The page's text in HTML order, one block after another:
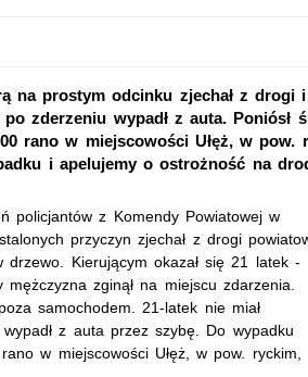
na prostym odcinku zjechał z drogi
zderzeniu wypadł z auta. Poniósł
rano w miejscowości Ułęż, w pow.
i apelujemy o ostrożność na
policjantów z Komendy Powiatowej w
przyczyn zjechał z drogi
drzewo. Kierującym okazał się 21 latek -
mężczyzna zginął na miejscu zdarzenia.
samochodem. 21-latek nie miał
z auta przez szybę. Do wypadku
w miejscowości Ułęż, w pow. ryckim,